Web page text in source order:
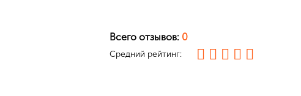
Всего отзывов: 0
Средний рейтинг: